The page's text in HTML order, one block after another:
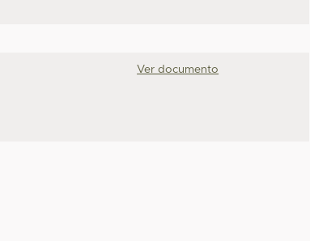
Ver documento